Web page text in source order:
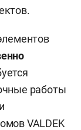
работы
VALDEK